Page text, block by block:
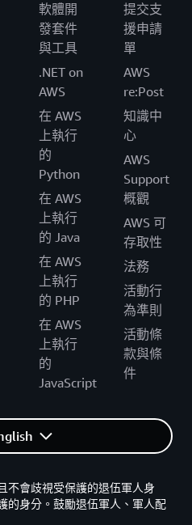
軟體開
發套件
與工具
.NET on
AWS
在 AWS
上執行
的
Python
在 AWS
上執行
的 Java
在 AWS
上執行
的 PHP
在 AWS
上執行
的
JavaScript
提交支
援申請
單
AWS
re:Post
知識中
心
AWS
Support
概觀
AWS 可
存取性
法務
活動行
為準則
活動條
款與條
件
不會歧視受保護的退伍軍人身
的身分。鼓勵退伍軍人、軍人配